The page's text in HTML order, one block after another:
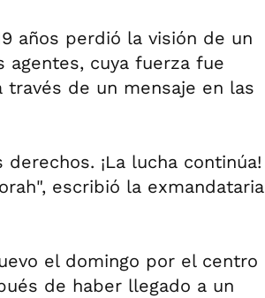
años perdió la visión de un
cuya fuerza fue
de un mensaje en las
¡La lucha continúa!
escribió la exmandataria
el domingo por el centro
de haber llegado a un